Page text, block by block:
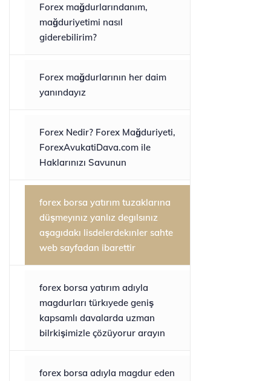
Forex mağdurlarındanım,
mağduriyetimi nasıl
giderebilirim?
Forex mağdurlarının her daim
yanındayız
Forex Nedir? Forex Mağduriyeti,
ForexAvukatiDava.com ile
Haklarınızı Savunun
forex borsa yatırım tuzaklarına
düşmeyınız yanlız degılsınız
aşagıdakı lisdelerdekınler sahte
web sayfadan ibarettir
forex borsa yatırım adıyla
magdurları türkıyede geniş
kapsamlı davalarda uzman
bilrkişimizle çözüyorur arayın
forex borsa adıyla magdur eden